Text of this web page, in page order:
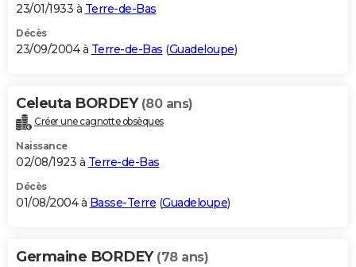
23/01/1933 à Terre-de-Bas
Décès
23/09/2004 à Terre-de-Bas (Guadeloupe)
Celeuta BORDEY (80 ans)
Créer une cagnotte obsèques
Naissance
02/08/1923 à Terre-de-Bas
Décès
01/08/2004 à Basse-Terre (Guadeloupe)
Germaine BORDEY (78 ans)